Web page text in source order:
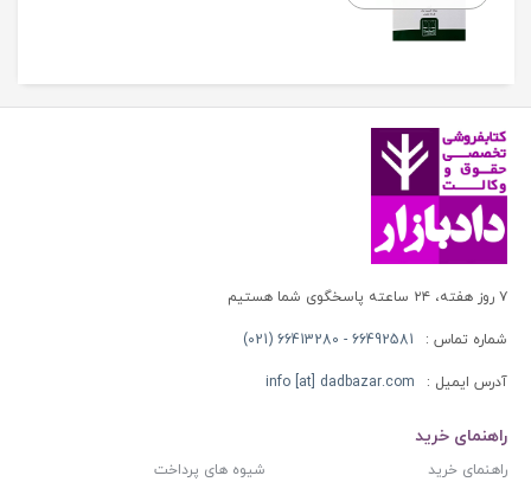
۷ روز هفته، ۲۴ ساعته پاسخگوی شما هستیم
شماره تماس : 66492581 - 66413280 (021)
آدرس ایمیل : info [at] dadbazar.com
راهنمای خرید
راهنمای خرید
شیوه های پرداخت